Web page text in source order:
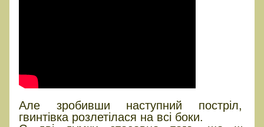
Але зробивши наступний постріл,
гвинтівка розлетілася на всі боки.